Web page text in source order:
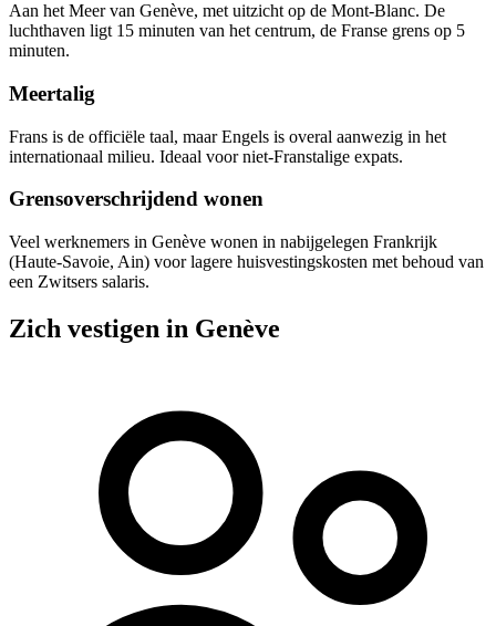
Aan het Meer van Genève, met uitzicht op de Mont-Blanc. De
luchthaven ligt 15 minuten van het centrum, de Franse grens op 5
minuten.
Meertalig
Frans is de officiële taal, maar Engels is overal aanwezig in het
internationaal milieu. Ideaal voor niet-Franstalige expats.
Grensoverschrijdend wonen
Veel werknemers in Genève wonen in nabijgelegen Frankrijk
(Haute-Savoie, Ain) voor lagere huisvestingskosten met behoud van
een Zwitsers salaris.
Zich vestigen in Genève